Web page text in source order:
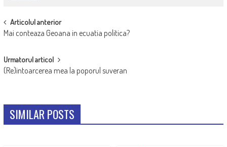
POST
NAVIGATION
Articolul anterior
Mai conteaza Geoana in ecuatia politica?
Urmatorul articol
(Re)intoarcerea mea la poporul suveran
SIMILAR POSTS